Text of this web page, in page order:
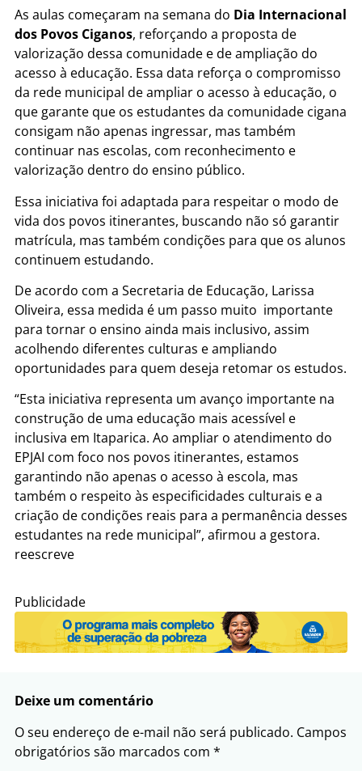
As aulas começaram na semana do Dia Internacional
dos Povos Ciganos, reforçando a proposta de
valorização dessa comunidade e de ampliação do
acesso à educação. Essa data reforça o compromisso
da rede municipal de ampliar o acesso à educação, o
que garante que os estudantes da comunidade cigana
consigam não apenas ingressar, mas também
continuar nas escolas, com reconhecimento e
valorização dentro do ensino público.
Essa iniciativa foi adaptada para respeitar o modo de
vida dos povos itinerantes, buscando não só garantir
matrícula, mas também condições para que os alunos
continuem estudando.
De acordo com a Secretaria de Educação, Larissa
Oliveira, essa medida é um passo muito importante
para tornar o ensino ainda mais inclusivo, assim
acolhendo diferentes culturas e ampliando
oportunidades para quem deseja retomar os estudos.
“Esta iniciativa representa um avanço importante na
construção de uma educação mais acessível e
inclusiva em Itaparica. Ao ampliar o atendimento do
EPJAI com foco nos povos itinerantes, estamos
garantindo não apenas o acesso à escola, mas
também o respeito às especificidades culturais e a
criação de condições reais para a permanência desses
estudantes na rede municipal”, afirmou a gestora.
reescreve
Publicidade
Deixe um comentário
O seu endereço de e-mail não será publicado. Campos
obrigatórios são marcados com *